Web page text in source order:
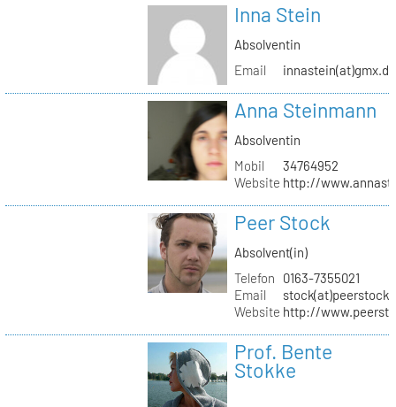
Inna Stein
Absolventin
Email
innastein(at)gmx.de
Anna Steinmann
Absolventin
Mobil
34764952
Website http://
Peer Stock
Absolvent(in)
Telefon
0163-7355021
Email
Website http://
Prof. Bente
Stokke